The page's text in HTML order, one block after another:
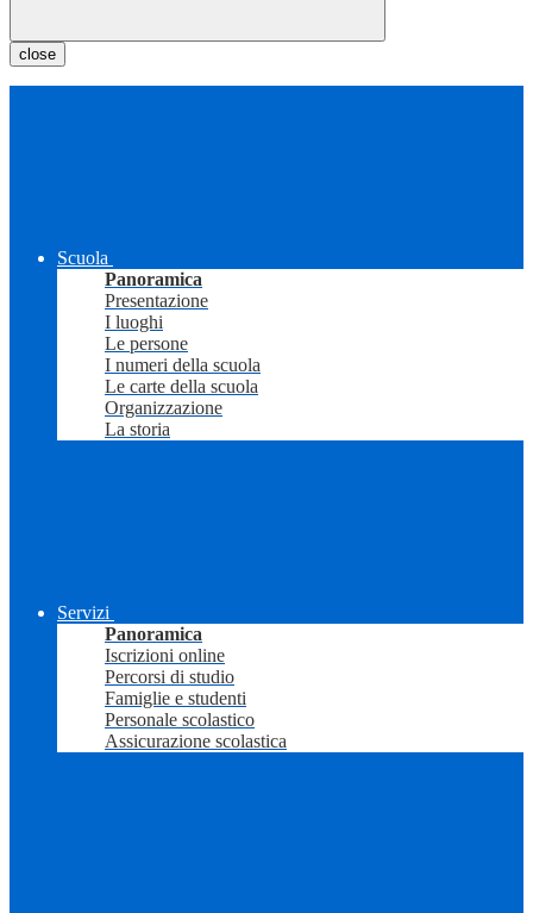
close
Scuola
Panoramica
Presentazione
I luoghi
Le persone
I numeri della scuola
Le carte della scuola
Organizzazione
La storia
Servizi
Panoramica
Iscrizioni online
Percorsi di studio
Famiglie e studenti
Personale scolastico
Assicurazione scolastica